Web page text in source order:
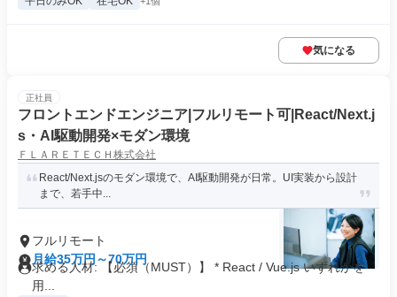
気になる
正社員
フロントエンドエンジニア|フルリモート可|React/Next.j
s・AI駆動開発×モダン環境
ＦＬＡＲＥＴＥＣＨ株式会社
React/Next.jsのモダン環境で、AI駆動開発が日常。UI実装から設計
まで、若手中...
フルリモート
月給35万円～70万円
求める人材: 【必須（MUST）】 * React / Vue.js いずれかを
用...